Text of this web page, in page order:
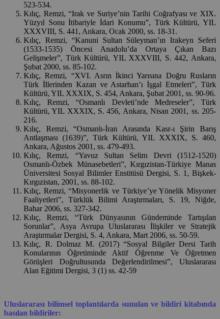
523-534.
Kılıç, Remzi, “Irak ve Suriye’nin Tarihi Coğrafyası ve XIX.
Yüzyıl Sonu İtibariyle İdari Konumu”, Türk Kültürü, YIL
XXXVIII, S. 441, Ankara, Ocak 2000, ss. 18-31.
Kılıç, Remzi, “Kanuni Sultan Süleyman’ın Irakeyn Seferi
(1533-1535) Öncesi Anadolu’da Ortaya Çıkan Bazı
Gelişmeler”, Türk Kültürü, YIL XXXVIII, S. 442, Ankara,
Şubat 2000, ss. 85-102.
Kılıç, Remzi, “XVI. Asrın İkinci Yarısına Doğru Rusların
Türk İllerinden Kazan ve Astarhan’ı İşgal Etmeleri”, Türk
Kültürü, YIL XXXIX, S. 454, Ankara, Şubat 2001, ss. 90-96.
Kılıç, Remzi, “Osmanlı Devleti’nde Medreseler”, Türk
Kültürü, YIL XXXIX, S. 456, Ankara, Nisan 2001, ss. 205-
216.
Kılıç, Remzi, “Osmanlı-İran Arasında Kasr-ı Şirin Barış
Antlaşması (1639)”, Türk Kültürü, YIL XXXIX, S. 460,
Ankara, Ağustos 2001, ss. 479-493.
Kılıç, Remzi, “Yavuz Sultan Selim Devri (1512-1520)
Osmanlı-Özbek Münasebetleri”, Kırgızistan-Türkiye Manas
Üniversitesi Sosyal Bilimler Enstitüsü Dergisi, S. 1, Bişkek-
Kırgızistan, 2001, ss. 88-102.
Kılıç, Remzi, “Misyonerlik ve Türkiye’ye Yönelik Misyoner
Faaliyetleri”, Türklük Bilimi Araştırmaları, S. 19, Niğde,
Bahar 2006, ss. 327-342.
Kılıç, Remzi, “Türk Dünyasının Gündeminde Tartışılan
Sorunlar”, Asya Avrupa Uluslararası İlişkiler ve Stratejik
Araştırmalar Dergisi, S. 4, Ankara, Mart 2006, ss. 50-59.
Kılıç, R. Dolmaz M. (2017) “Sosyal Bilgiler Dersi Tarih
Konularının Öğretiminde Aktif Öğrenme Ve Öğretmen
Görüşleri Doğrultusunda Değerlendirilmesi”, Uluslararası
Alan Eğitimi Dergisi, 3 (1) ss. 42-59
Uluslararası bilimsel toplantılarda sunulan ve bildiri kitabında
basılan bildiriler: